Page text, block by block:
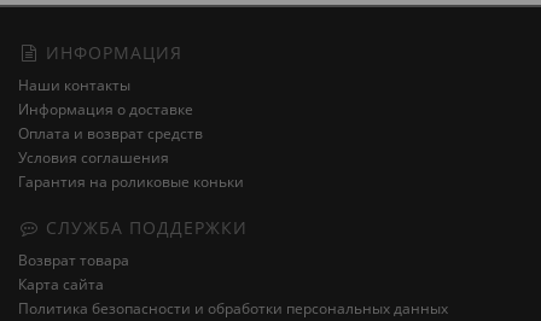
ИНФОРМАЦИЯ
Наши контакты
Информация о доставке
Оплата и возврат средств
Условия соглашения
Гарантия на роликовые коньки
СЛУЖБА ПОДДЕРЖКИ
Возврат товара
Карта сайта
Политика безопасности и обработки персональных данных